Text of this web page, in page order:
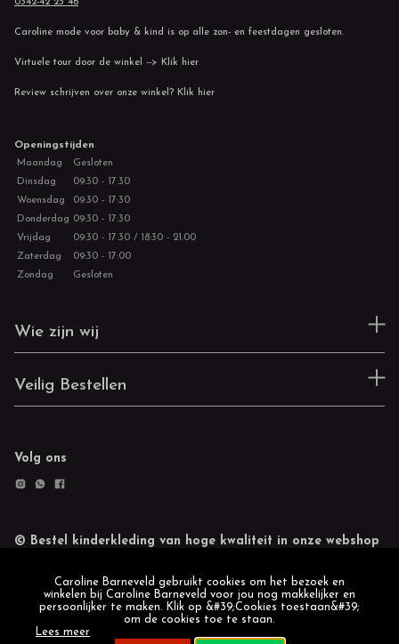
Caroline mode voor baby & kind is op alle zon- en feestdagen gesloten.
Virtuele tour door de winkel --> Klik hier
Review schrijven over onze winkel? Klik hier
Openingstijden
Maandag
Gesloten
Dinsdag
09:30 - 17:30
Woensdag
09:30 - 17:30
Donderdag 09:30 - 17:30
Vrijdag
09:30 - 17:30 / 18:30 - 21:00
Zaterdag
09:30 - 17:00
Zondag
Gesloten
Wie zijn wij
Veilig Bestellen
Volg ons
© Bestel kinderkleding van hoge kwaliteit in onze webshop
Caroline Barneveld gebruikt cookies om het bezoek en
winkelen bij Caroline Barneveld voor jou nog makkelijker en
persoonlijker te maken. Klik op &#39;Cookies toestaan&#39;
om de cookies toe te staan.
Lees meer